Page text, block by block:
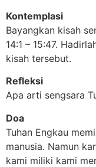
Kontemplasi
Bayangkan kisah
14:1 – 15:47.
kisah tersebut.
Refleksi
Apa arti sengsara
Doa
Tuhan Engkau
manusia. Namun
kami miliki kami